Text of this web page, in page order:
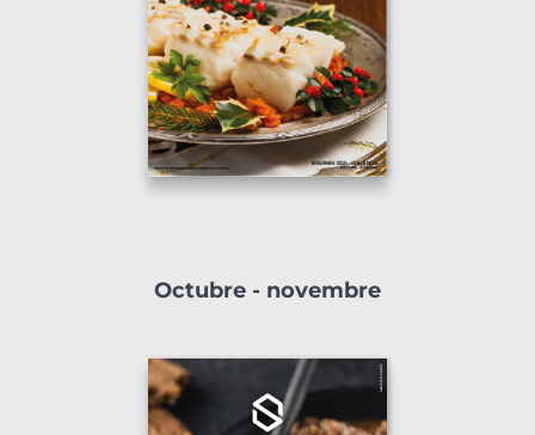
Octubre - novembre